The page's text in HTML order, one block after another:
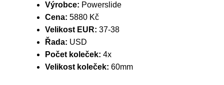
Výrobce: Powerslide
Cena: 5880 Kč
Velikost EUR: 37-38
Řada: USD
Počet koleček: 4x
Velikost koleček: 60mm